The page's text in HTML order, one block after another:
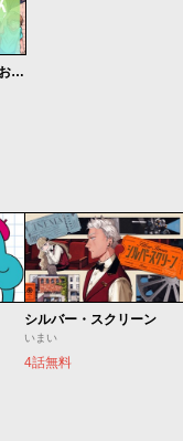
ミスターズ 私の町のおじさんたち
シルバー・スクリーン
いまい
4話無料